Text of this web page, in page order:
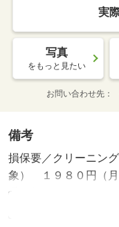
実
写真
をもっと見たい
お問い合わせ先
備考
損保要／クリーニン
象） １９８０円（月
委託料：２．２万／
又は５．５％ ※ペッ